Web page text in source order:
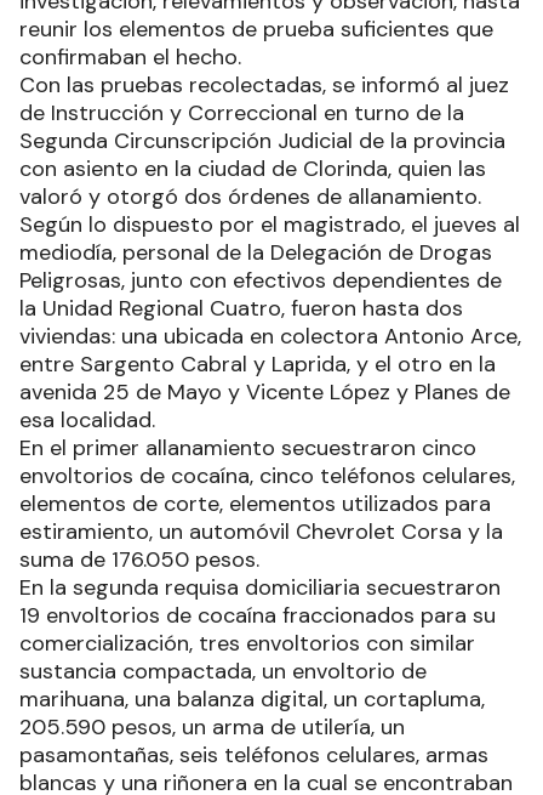
reunir los elementos de prueba suficientes que
confirmaban el hecho.
Con las pruebas recolectadas, se informó al juez
de Instrucción y Correccional en turno de la
Segunda Circunscripción Judicial de la provincia
con asiento en la ciudad de Clorinda, quien las
valoró y otorgó dos órdenes de allanamiento.
Según lo dispuesto por el magistrado, el jueves al
mediodía, personal de la Delegación de Drogas
Peligrosas, junto con efectivos dependientes de
la Unidad Regional Cuatro, fueron hasta dos
viviendas: una ubicada en colectora Antonio Arce,
entre Sargento Cabral y Laprida, y el otro en la
avenida 25 de Mayo y Vicente López y Planes de
esa localidad.
En el primer allanamiento secuestraron cinco
envoltorios de cocaína, cinco teléfonos celulares,
elementos de corte, elementos utilizados para
estiramiento, un automóvil Chevrolet Corsa y la
suma de 176.050 pesos.
En la segunda requisa domiciliaria secuestraron
19 envoltorios de cocaína fraccionados para su
comercialización, tres envoltorios con similar
sustancia compactada, un envoltorio de
marihuana, una balanza digital, un cortapluma,
205.590 pesos, un arma de utilería, un
pasamontañas, seis teléfonos celulares, armas
blancas y una riñonera en la cual se encontraban